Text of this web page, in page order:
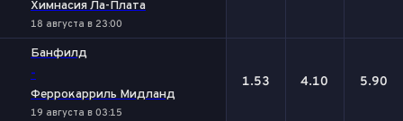
Химнасия Ла-Плата
18 августа в 23:00
Банфилд
-
Феррокарриль Мидланд
19 августа в 03:15
1.53 4.10 5.90